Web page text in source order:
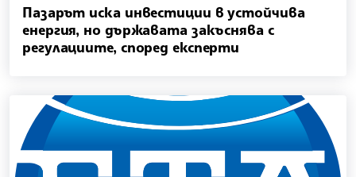
Пазарът иска инвестиции в устойчива
енергия, но държавата закъснява с
регулациите, според експерти